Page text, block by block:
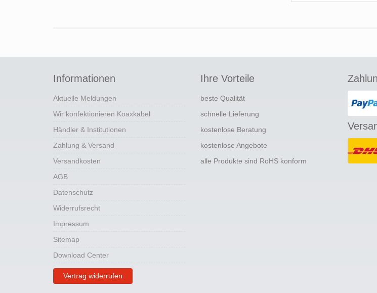
Informationen
Aktuelle Meldungen
Wir konfektionieren Koaxkabel
Händler & Institutionen
Zahlung & Versand
Versandkosten
AGB
Datenschutz
Widerrufsrecht
Impressum
Sitemap
Download Center
Vertrag widerrufen
Ihre Vorteile
beste Qualität
schnelle Lieferung
kostenlose Beratung
kostenlose Angebote
alle Produkte sind RoHS konform